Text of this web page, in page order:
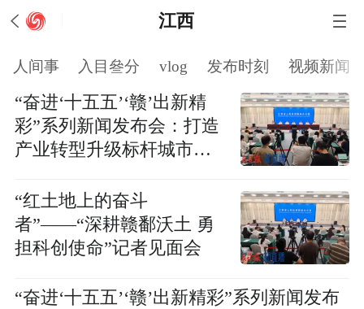
江西
人间事 入目叄分 vlog 发布时刻 视频新闻
“奋进‘十五五’‘赣’出新精
彩”系列新闻发布会：打造
产业转型升级标杆城市新
“红土地上的奋斗
者”——“深耕赣鄱沃土 勇
担科创使命”记者见面会
“奋进‘十五五’‘赣’出新精彩”系列新闻发布